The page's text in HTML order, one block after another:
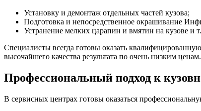
Установку и демонтаж отдельных частей кузова;
Подготовка и непосредственное окрашивание
Устранение мелких царапин и вмятин на кузове и
Специалисты всегда готовы оказать
высочайшего качества результата по очень низким ценам.
Профессиональный подход к
В сервисных центрах готовы оказаться